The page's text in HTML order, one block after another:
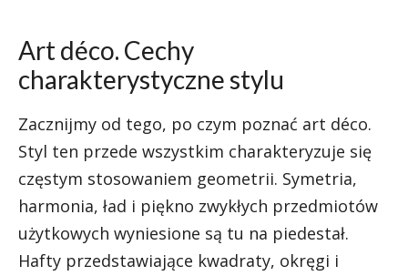
Art déco. Cechy
charakterystyczne stylu
Zacznijmy od tego, po czym poznać art déco.
Styl ten przede wszystkim charakteryzuje się
częstym stosowaniem geometrii. Symetria,
harmonia, ład i piękno zwykłych przedmiotów
użytkowych wyniesione są tu na piedestał.
Hafty przedstawiające kwadraty, okręgi i